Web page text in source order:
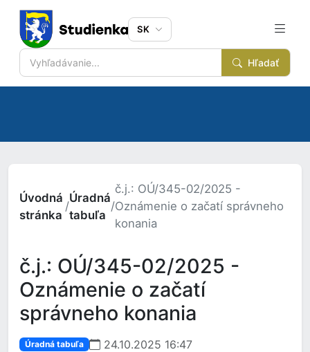
Hľadať
SK
Úvodná
stránka
/
Úradná
tabuľa
/
č.j.: OÚ/345-02/2025 -
Oznámenie o začatí správneho
konania
č.j.: OÚ/345-02/2025 -
Oznámenie o začatí
správneho konania
Úradná tabuľa
24.10.2025 16:47